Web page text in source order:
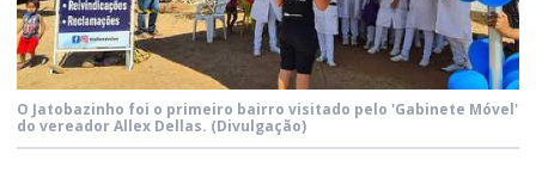
O Jatobazinho foi o primeiro bairro visitado pelo 'Gabinete Móvel'
do vereador Allex Dellas. (Divulgação)